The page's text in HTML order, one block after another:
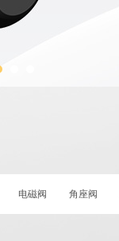
电磁阀 角座阀